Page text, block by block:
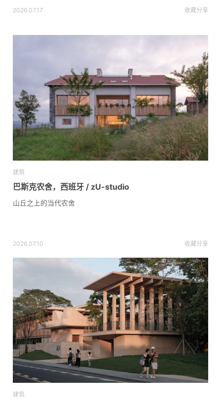
2026.07.17 收藏分享
建筑
巴斯克农舍，西班牙 / zU-studio
山丘之上的当代农舍
2026.07.10 收藏分享
建筑